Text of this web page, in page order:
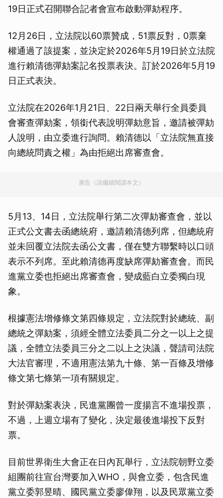
19日正式召開聯合記者會宣布啟動彈劾程序。
12月26日，立法院以60票贊成，51票反對，0票棄
權通過了該提案，並決定於2026年5月19日於立法院
進行賴清德彈劾案記名投票表決。訂於2026年5月19
日正式表決。
立法院在2026年1月21日、22日兩天舉行全員委員
會審查彈劾案，領銜代表說明彈劾意旨，邀請被彈劾
人說明，由立委進行詢問。賴清德以「立法院無直接
向總統問責之權」為由拒絕出席審查會。
廣告（請繼續閱讀本文）
5月13、14日，立法院舉行第二次彈劾審查會，並以
正式公文書去函總統府，邀請賴清德列席，但總統府
並未回覆立法院去函公文書，僅在雙方聯繫時以口頭
表示不列席。至此賴清德再度缺席彈劾審查會。而民
進黨立委也拒絕出席審查會，變成藍白立委獨白現
象。
根據憲法增修條文第四條規定，立法院對於總統、副
總統之彈劾案，須經全體立法委員二分之一以上之提
議，全體立法委員三分之二以上之決議，聲請司法院
大法官審理，不適用憲法第九十條、第一百條及增修
條文第七條第一項有關規定。
對於彈劾案表決，民進黨團曾一度揚言不進場投票，
不過，上週立場有了變化，決定最後進場投下反對
票。
目前世界衛生大會正在日內瓦舉行，立法院朝野立委
組團前往宣台灣要加入WHO，與會立委，包含民進
黨立委郭昱晴、國民黨立委廖偉翔，以及民眾黨立委